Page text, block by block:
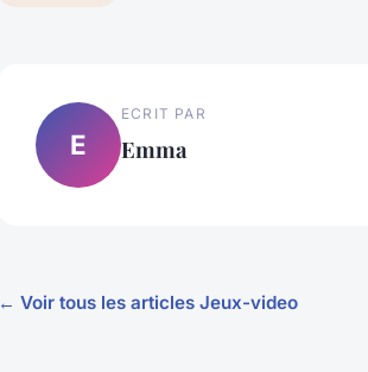
E
ECRIT PAR
Emma
← Voir tous les articles Jeux-video